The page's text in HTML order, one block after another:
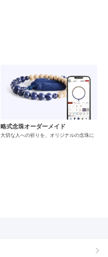
略式念珠オーダーメイド
大切な人への祈りを、オリジナルの念珠に